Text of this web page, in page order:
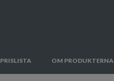
PRISLISTA OM PRODUKTERNA